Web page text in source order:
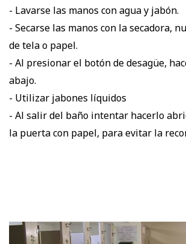
- Lavarse las manos con agua y jabón.
- Secarse las manos con la secadora,
de tela o papel.
- Al presionar el botón de desagüe,
abajo.
- Utilizar jabones líquidos
- Al salir del baño intentar hacerlo
la puerta con papel, para evitar la